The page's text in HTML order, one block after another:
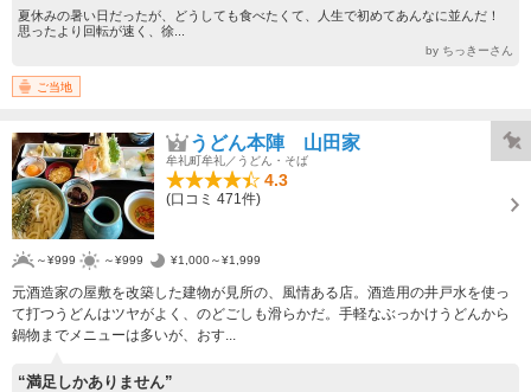
夏休みの暑い日だったが、どうしても食べたくて、人生で初めてあんなに並んだ！
思ったより回転が速く、徐...
by ちっきーさん
ご当地
うどん本陣 山田家
牟礼町牟礼／うどん・そば
4.3
(口コミ 471件)
～¥999 ～¥999 ¥1,000～¥1,999
元酒造家の屋敷を改築した建物が見所の、風情ある店。酒造用の井戸水を使っ
て打つうどんはツヤがよく、のどごしも滑らかだ。手軽なぶっかけうどんから
鍋物までメニューは多いが、おす...
“満足しかありません”